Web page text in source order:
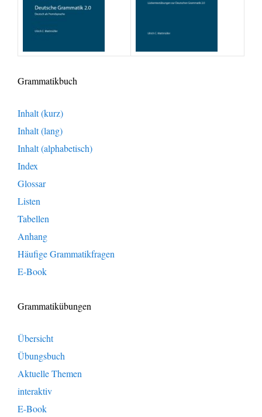
Grammatikbuch
Inhalt (kurz)
Inhalt (lang)
Inhalt (alphabetisch)
Index
Glossar
Listen
Tabellen
Anhang
Häufige Grammatikfragen
E-Book
Grammatikübungen
Übersicht
Übungsbuch
Aktuelle Themen
interaktiv
E-Book